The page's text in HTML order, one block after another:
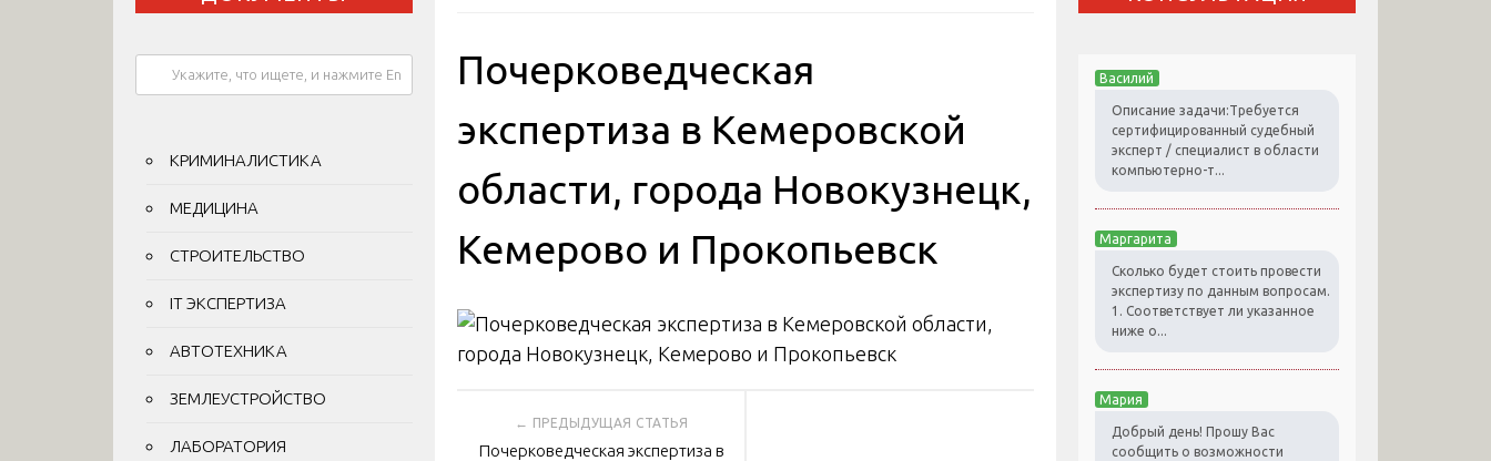
Почерковедческая
экспертиза в Кемеровской
области, города Новокузнецк,
Кемерово и Прокопьевск
Навигация
Почерковедческая экспертиза в
КРИМИНАЛИСТИКА
МЕДИЦИНА
СТРОИТЕЛЬСТВО
IT ЭКСПЕРТИЗА
АВТОТЕХНИКА
ЗЕМЛЕУСТРОЙСТВО
ЛАБОРАТОРИЯ
Василий
Описание задачи:Требуется
сертифицированный судебный
эксперт / специалист в области
компьютерно-т...
Маргарита
Сколько будет стоить провести
экспертизу по данным вопросам.
1. Соответствует ли указанное
ниже о...
Мария
Добрый день! Прошу Вас
сообщить о возможности